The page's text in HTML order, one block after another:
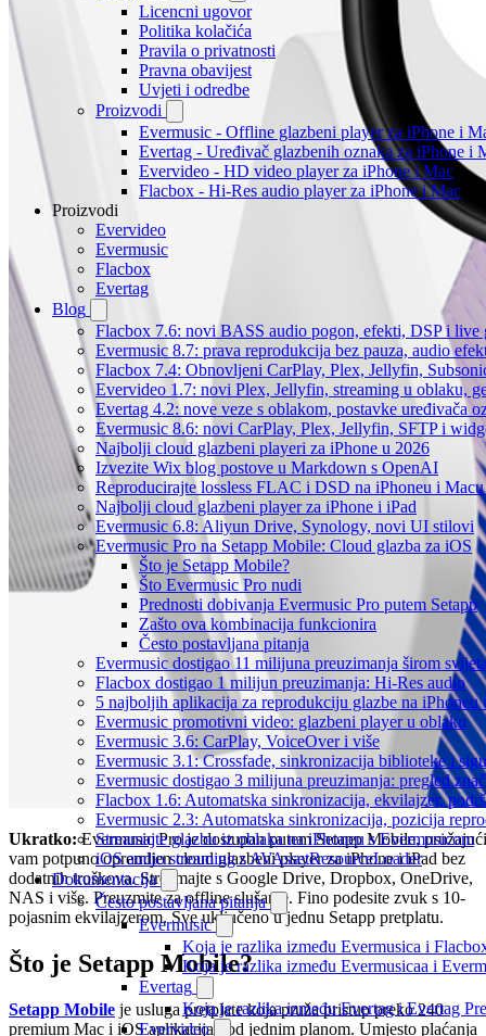
Licencni ugovor
Politika kolačića
Pravila o privatnosti
Pravna obavijest
Uvjeti i odredbe
Proizvodi
Evermusic - Offline glazbeni player za iPhone i
Evertag - Uređivač glazbenih oznaka za iPhone i
Evervideo - HD video player za iPhone i Mac
Flacbox - Hi-Res audio player za iPhone i Mac
Proizvodi
Evervideo
Evermusic
Flacbox
Evertag
Blog
Flacbox 7.6: novi BASS audio pogon, efekti, DSP i live
Evermusic 8.7: prava reprodukcija bez pauza, audio
Flacbox 7.4: Obnovljeni CarPlay, Plex, Jellyfin,
Evervideo 1.7: novi Plex, Jellyfin, streaming u oblaku,
Evertag 4.2: nove veze s oblakom, postavke uređivača
Evermusic 8.6: novi CarPlay, Plex, Jellyfin, SFTP i
Najbolji cloud glazbeni playeri za iPhone u 2026
Izvezite Wix blog postove u Markdown s OpenAI
Reproducirajte lossless FLAC i DSD na iPhoneu i
Najbolji cloud glazbeni player za iPhone i iPad
Evermusic 6.8: Aliyun Drive, Synology, novi UI stilovi
Evermusic Pro na Setapp Mobile: Cloud glazba za iOS
Što je Setapp Mobile?
Što Evermusic Pro nudi
Prednosti dobivanja Evermusic Pro putem Setapp
Zašto ova kombinacija funkcionira
Često postavljana pitanja
Evermusic dostigao 11 milijuna preuzimanja širom
Flacbox dostigao 1 milijun preuzimanja: Hi-Res audio
5 najboljih aplikacija za reprodukciju glazbe na iPhoneu
Evermusic promotivni video: glazbeni player u oblaku
Evermusic 3.6: CarPlay, VoiceOver i više
Evermusic 3.1: Crossfade, sinkronizacija biblioteke i
Evermusic dostigao 3 milijuna preuzimanja: pregled
Flacbox 1.6: Automatska sinkronizacija, ekvilajzer,
Evermusic 2.3: Automatska sinkronizacija, pozicija
Streamajte glazbu iz oblaka na iPhoneu s Evermusicom
iOS audio streaming s AVAssetResourceLoader
Dokumentacija
Često postavljana pitanja
Evermusic
Koja je razlika između Evermusica i
Koja je razlika između Evermusicaa i
Evertag
Koja je razlika između Evertag i Evertag
Evervideo
Ukratko:Evermusic Pro je dostupan putem Setapp Mobile, pružajući
vam potpuno opremljen cloud glazbeni player za iPhone i iPad bez
dodatnih troškova. Streamajte s Google Drive, Dropbox, OneDrive,
NAS i više. Preuzmite za offline slušanje. Fino podesite zvuk s 10-
pojasnim ekvilajzerom. Sve uključeno u jednu Setapp pretplatu.
Što je Setapp Mobile?
Setapp Mobile je usluga pretplate koja pruža pristup preko 240
premium Mac i iOS aplikacija pod jednim planom. Umjesto plaćanja